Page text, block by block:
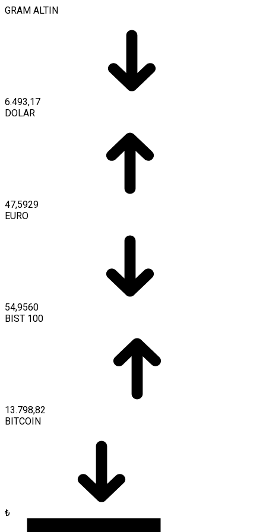
GRAM ALTIN
6.493,17
DOLAR
47,5929
EURO
54,9560
BIST 100
13.798,82
BITCOIN
₺